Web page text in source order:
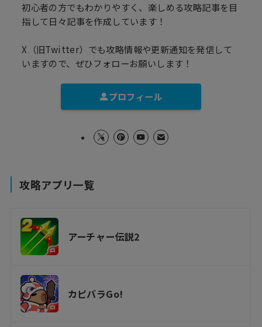
初心者の方でもわかりやすく、楽しめる攻略記事を目
指して日々記事を作成しています！
X（旧Twitter）でも攻略情報や更新通知を発信して
いますので、ぜひフォローお願いします！
プロフィール
攻略アプリ一覧
アーチャー伝説2
カピバラGo!